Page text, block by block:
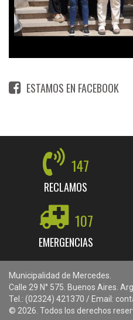
ESTAMOS EN FACEBOOK
147
RECLAMOS
107
EMERGENCIAS
Municipalidad de Mercedes.
Calle 29 N° 575. Buenos Aires.
Tel.: (02324) 421370 / Email:
© 2026. Todos los derechos